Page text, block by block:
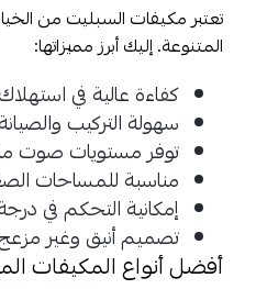
تعتبر مكيفات السبليت من
المتنوعة. إليك أبرز مميزاتها:
كفاءة عالية في
سهولة التركيب
توفر مستويات صوت
مناسبة للمساحات
إمكانية التحكم في
تصميم أنيق وغير
أفضل أنواع المكيفات